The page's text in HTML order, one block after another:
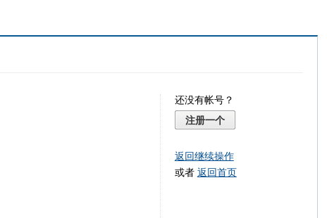
还没有帐号？
注册一个
返回继续操作
或者 返回首页